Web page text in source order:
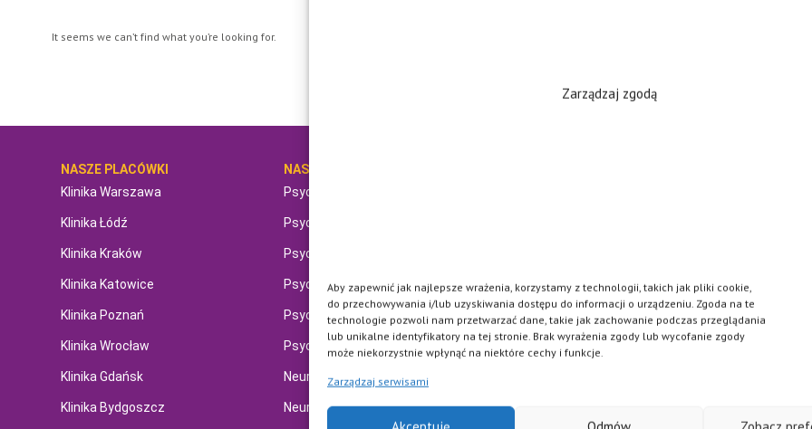
Zarządzaj zgodą
Aby zapewnić jak najlepsze wrażenia, korzystamy z technologii, takich jak pliki cookie,
do przechowywania i/lub uzyskiwania dostępu do informacji o urządzeniu. Zgoda na te
technologie pozwoli nam przetwarzać dane, takie jak zachowanie podczas przeglądania
lub unikalne identyfikatory na tej stronie. Brak wyrażenia zgody lub wycofanie zgody
może niekorzystnie wpłynąć na niektóre cechy i funkcje.
Zarządzaj serwisami
It seems we can’t find what you’re looking for.
NASZE PLACÓWKI
Klinika Warszawa
Klinika Łódź
Klinika Kraków
Klinika Katowice
Klinika Poznań
Klinika Wrocław
Klinika Gdańsk
Klinika Bydgoszcz
NASI SPECJALIŚCI
Psychiatra
Psychiatra dziecięcy
Psycholog online
Psycholog dziecięcy
Psychoterapeuta online
Psychoterapeuta dziecięcy
Neurolog
Neurolog dziecięcy
Stres
DDA
Napady paniki
Zaburzenia osobowości
Trauma
Wypalenie
Żałoba